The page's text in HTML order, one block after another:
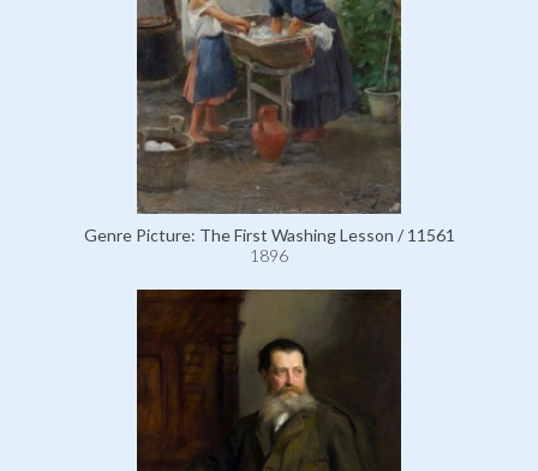
Genre Picture: The First Washing Lesson / 11561
1896